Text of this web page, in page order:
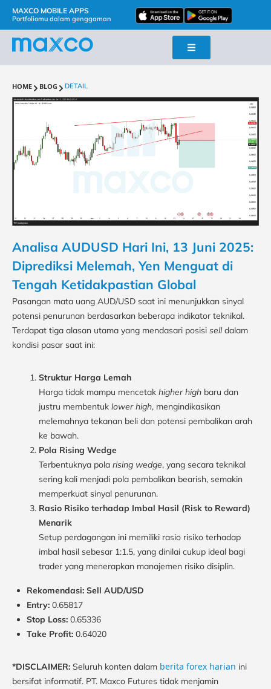
MAXCO MOBILE APPS
Portfoliomu dalam genggaman
HOME BLOG DETAIL
Analisa AUDUSD Hari Ini, 13 Juni 2025:
Diprediksi Melemah, Yen Menguat di
Tengah Ketidakpastian Global
Pasangan mata uang AUD/USD saat ini menunjukkan sinyal
potensi penurunan berdasarkan beberapa indikator teknikal.
Terdapat tiga alasan utama yang mendasari posisi selldalam
kondisi pasar saat ini:
Struktur Harga Lemah
Harga tidak mampu mencetak higher high baru dan
justru membentuk lower high, mengindikasikan
melemahnya tekanan beli dan potensi pembalikan arah
ke bawah.
Pola Rising Wedge
Terbentuknya pola rising wedge, yang secara teknikal
sering kali menjadi pola pembalikan bearish, semakin
memperkuat sinyal penurunan.
Rasio Risiko terhadap Imbal Hasil (Risk to Reward)
Menarik
Setup perdagangan ini memiliki rasio risiko terhadap
imbal hasil sebesar 1:1.5, yang dinilai cukup ideal bagi
trader yang menerapkan manajemen risiko disiplin.
Rekomendasi: Sell AUD/USD
Entry: 0.65817
Stop Loss: 0.65336
Take Profit: 0.64020
*DISCLAIMER: Seluruh konten dalam berita forex harian ini
bersifat informatif. PT. Maxco Futures tidak menjamin